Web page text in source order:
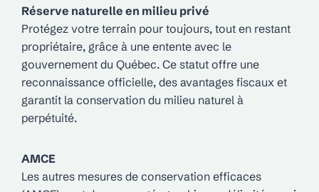
Réserve naturelle en milieu privé
Protégez votre terrain pour toujours, tout en restant
propriétaire, grâce à une entente avec le
gouvernement du Québec. Ce statut offre une
reconnaissance officielle, des avantages fiscaux et
garantit la conservation du milieu naturel à
perpétuité.
AMCE
Les autres mesures de conservation efficaces